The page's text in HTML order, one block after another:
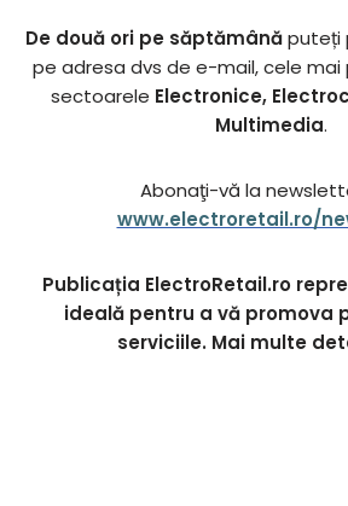
De două ori pe săptămânăputeți
pe adresa dvs de e-mail, cele
sectoarele Electronice,
Multimedia.
Abonaţi-vă la
www.electroretail.ro/
Publicația ElectroRetail.ro
ideală pentru a vă promova
serviciile. Mai multe